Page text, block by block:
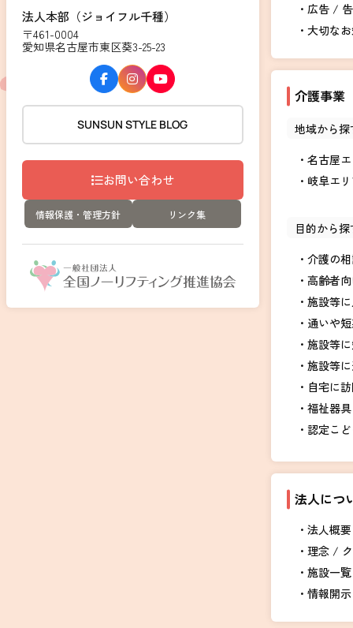
法人本部（ジョイフル千種）
〒461-0004
愛知県名古屋市東区葵3-25-23
SUNSUN STYLE BLOG
お問い合わせ
情報保護・管理方針 リンク集
広告 /
大切な
介護事業
地域から探
名古屋
岐阜エリ
目的から探
介護の
高齢者
施設等
通いや
施設等
施設等
自宅に
福祉器
認定こ
法人につ
法人概
理念 /
施設一覧
情報開示